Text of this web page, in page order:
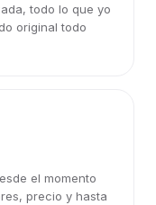
todo lo que yo
original todo
el momento
precio y hasta